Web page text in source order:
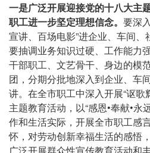
一是广泛开展迎接党的十八大主
职工进一步坚定理想信念。 要深
宣讲、百场电影”进企业、车间
要抽调业务知识过硬、工作能力
干部职工、文艺骨干、身边的模
团，分期分批地深入到企业、车
讲。在全市职工中深入开展“讴歌
主题教育活动，以“感恩•奉献•永
作和生活实际，开展全市职工感
怀，对劳动创新幸福生活的感悟